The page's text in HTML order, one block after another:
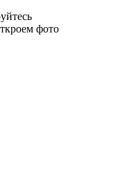
фото